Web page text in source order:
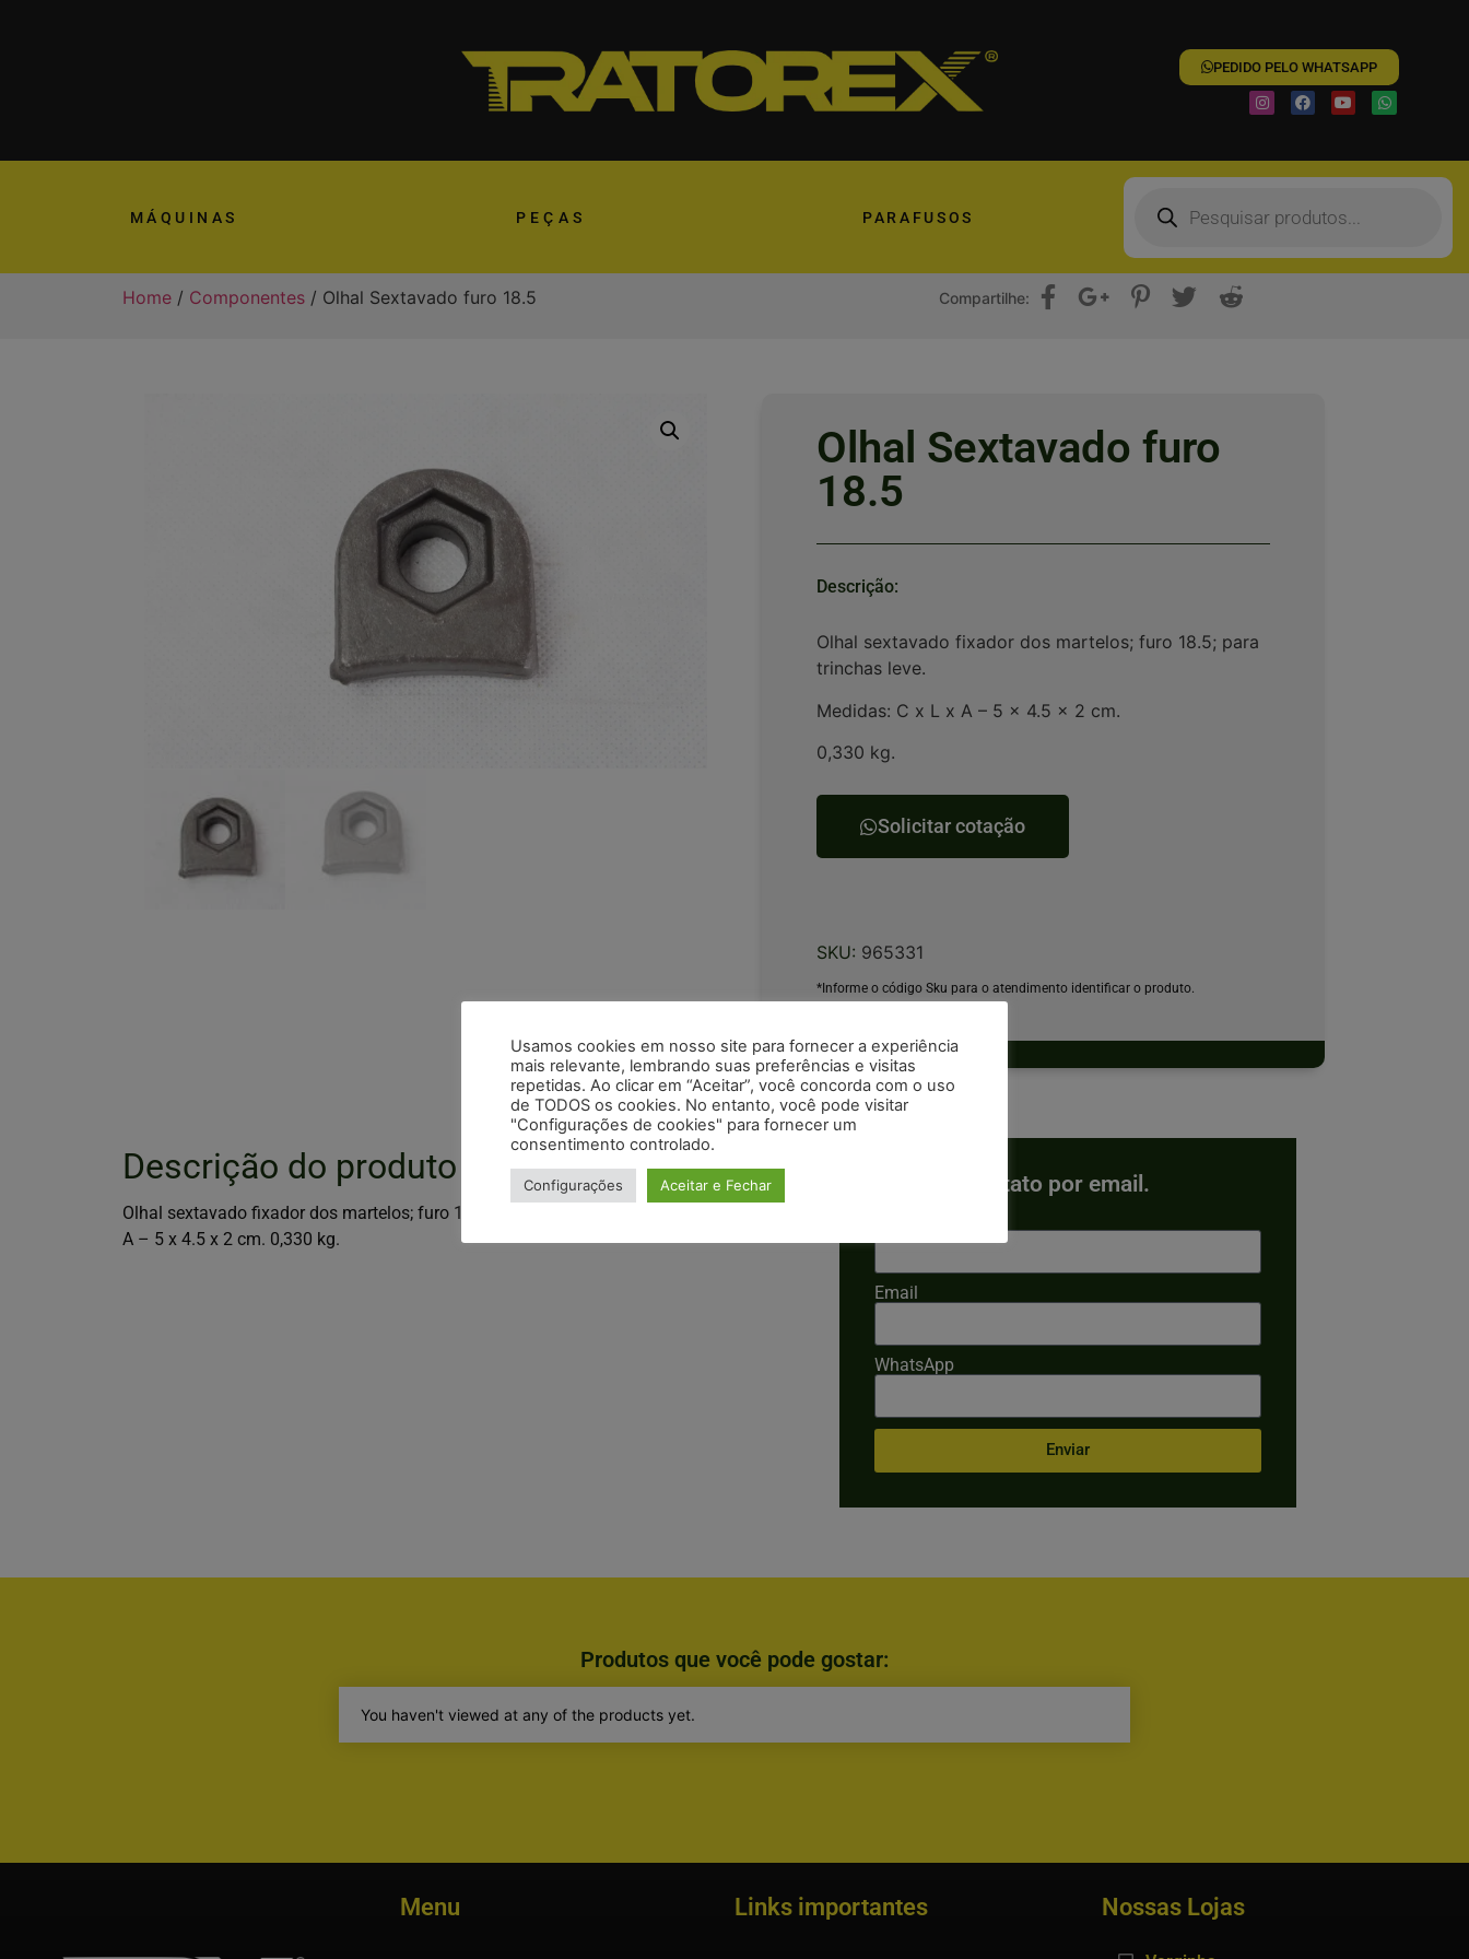
PEDIDO PELO WHATSAPP
MÁQUINAS PEÇAS PARAFUSOS
Home / Componentes / Olhal Sextavado furo 18.5 Compartilhe:
Olhal Sextavado furo
18.5
Descrição:
Olhal sextavado fixador dos martelos; furo 18.5; para
trinchas leve.
Medidas: C x L x A – 5 x 4.5 x 2 cm.
0,330 kg.
Solicitar cotação
SKU: 965331
*Informe o código Sku para o atendimento identificar o produto.
Descrição do produto
Olhal sextavado fixador dos martelos; furo 18.5; para trinchas leve. Medidas: C x L x
A – 5 x 4.5 x 2 cm. 0,330 kg.
Solicitar contato por email.
Email
WhatsApp
Enviar
Produtos que você pode gostar:
You haven't viewed at any of the products yet.
Menu Links importantes Nossas Lojas
Usamos cookies em nosso site para fornecer a experiência
mais relevante, lembrando suas preferências e visitas
repetidas. Ao clicar em “Aceitar”, você concorda com o uso
de TODOS os cookies. No entanto, você pode visitar
"Configurações de cookies" para fornecer um
consentimento controlado.
Configurações Aceitar e Fechar